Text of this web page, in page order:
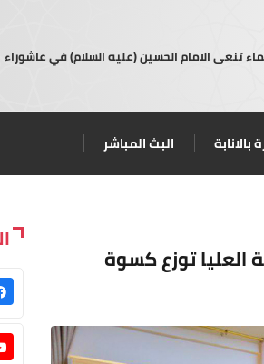
تنعى الامام الحسين (عليه السلام) في عاشوراء
بالانابة البث المباشر
العليا توزع كسوة